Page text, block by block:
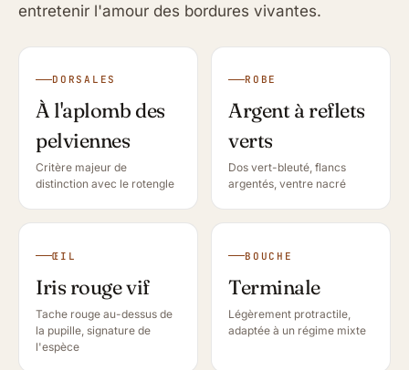
entretenir l'amour des bordures vivantes.
DORSALES
À l'aplomb des
pelviennes
Critère majeur de
distinction avec le rotengle
ROBE
Argent à reflets
verts
Dos vert-bleuté, flancs
argentés, ventre nacré
ŒIL
Iris rouge vif
Tache rouge au-dessus de
la pupille, signature de
l'espèce
BOUCHE
Terminale
Légèrement protractile,
adaptée à un régime mixte